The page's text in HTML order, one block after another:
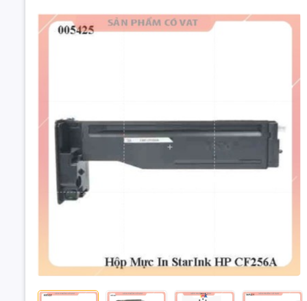
Hộp Mực
Trang in:
Hộp mực
HP
Đổ mực